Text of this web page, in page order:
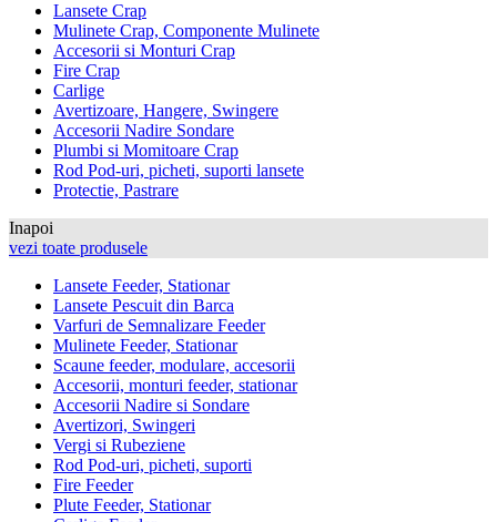
Lansete Crap
Mulinete Crap, Componente Mulinete
Accesorii si Monturi Crap
Fire Crap
Carlige
Avertizoare, Hangere, Swingere
Accesorii Nadire Sondare
Plumbi si Momitoare Crap
Rod Pod-uri, picheti, suporti lansete
Protectie, Pastrare
Inapoi
vezi toate produsele
Lansete Feeder, Stationar
Lansete Pescuit din Barca
Varfuri de Semnalizare Feeder
Mulinete Feeder, Stationar
Scaune feeder, modulare, accesorii
Accesorii, monturi feeder, stationar
Accesorii Nadire si Sondare
Avertizori, Swingeri
Vergi si Rubeziene
Rod Pod-uri, picheti, suporti
Fire Feeder
Plute Feeder, Stationar